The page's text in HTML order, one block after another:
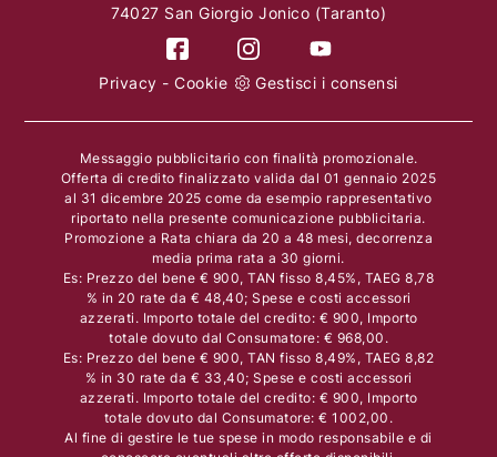
74027 San Giorgio Jonico (Taranto)
Privacy -Cookie Gestisci i consensi
Messaggio pubblicitario con finalità promozionale.
Offerta di credito finalizzato valida dal 01 gennaio 2025
al 31 dicembre 2025 come da esempio rappresentativo
riportato nella presente comunicazione pubblicitaria.
Promozione a Rata chiara da 20 a 48 mesi, decorrenza
media prima rata a 30 giorni.
Es: Prezzo del bene € 900, TAN fisso 8,45%, TAEG 8,78
% in 20 rate da € 48,40; Spese e costi accessori
azzerati. Importo totale del credito: € 900, Importo
totale dovuto dal Consumatore: € 968,00.
Es: Prezzo del bene € 900, TAN fisso 8,49%, TAEG 8,82
% in 30 rate da € 33,40; Spese e costi accessori
azzerati. Importo totale del credito: € 900, Importo
totale dovuto dal Consumatore: € 1002,00.
Al fine di gestire le tue spese in modo responsabile e di